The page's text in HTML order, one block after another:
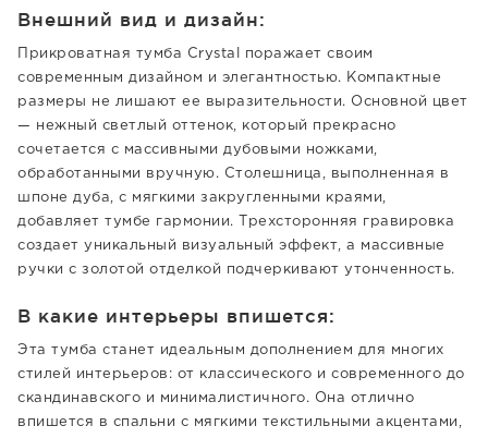
Внешний вид и дизайн:
Прикроватная тумба Crystal поражает своим
современным дизайном и элегантностью. Компактные
размеры не лишают ее выразительности. Основной цвет
— нежный светлый оттенок, который прекрасно
сочетается с массивными дубовыми ножками,
обработанными вручную. Столешница, выполненная в
шпоне дуба, с мягкими закругленными краями,
добавляет тумбе гармонии. Трехсторонняя гравировка
создает уникальный визуальный эффект, а массивные
ручки с золотой отделкой подчеркивают утонченность.
В какие интерьеры впишется:
Эта тумба станет идеальным дополнением для многих
стилей интерьеров: от классического и современного до
скандинавского и минималистичного. Она отлично
впишется в спальни с мягкими текстильными акцентами,